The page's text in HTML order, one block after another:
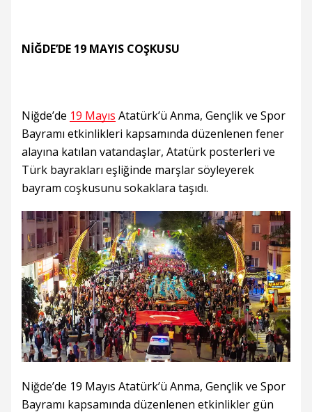
NİĞDE’DE 19 MAYIS COŞKUSU
Niğde’de 19 Mayıs Atatürk’ü Anma, Gençlik ve Spor
Bayramı etkinlikleri kapsamında düzenlenen fener
alayına katılan vatandaşlar, Atatürk posterleri ve
Türk bayrakları eşliğinde marşlar söyleyerek
bayram coşkusunu sokaklara taşıdı.
Niğde’de 19 Mayıs Atatürk’ü Anma, Gençlik ve Spor
Bayramı kapsamında düzenlenen etkinlikler gün